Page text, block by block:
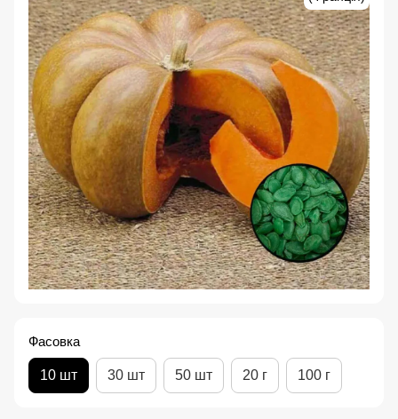
Фасовка
10 шт 30 шт 50 шт 20 г 100 г